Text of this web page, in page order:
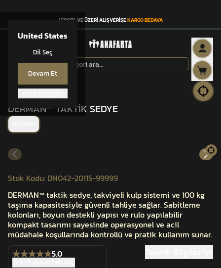
United States
Dil Seç
Devam Et
1.500TL VE ÜZERİ ALIŞVERİŞEKARGO BEDAVA
DERMAN™
DERMAN™ TAKTİK SEDYE
Stok Kodu: DN042-20115-99999
DERMAN™ taktik sedye, takviyeli kulp sistemi ve 100 kg
taşıma kapasitesiyle güvenli tahliye sağlar. Sabitleme
kolonları, boyun destekli yapısı ve rulo yapılabilir
kompakt tasarımı sayesinde operasyonel ve acil
müdahale koşullarında kontrollü ve pratik kullanım sunar.
5.0